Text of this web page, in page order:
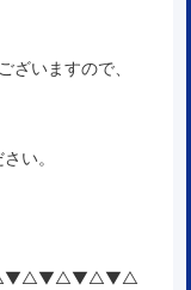
ざいますので、
い。